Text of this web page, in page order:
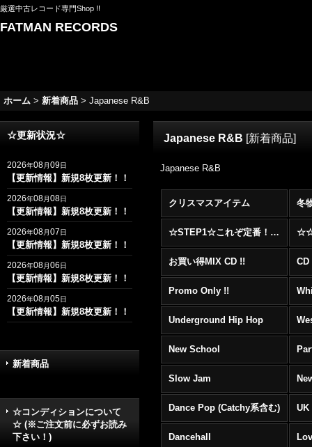
厳選中古レコード専門Shop !!
FATMAN RECORDS
ホーム > 新着商品 > Japanese R&B
☆更新状況☆
2026年08月09日
【更新情報】新規8枚更新！！
2026年08月08日
【更新情報】新規8枚更新！！
2026年08月07日
【更新情報】新規8枚更新！！
2026年08月06日
【更新情報】新規8枚更新！！
2026年08月05日
【更新情報】新規8枚更新！！
新着商品
☆コンディションについて
☆ (※ご注文前に必ずお読み
下さい！)
Japanese R&B [新着商品]
Japanese R&B
クリスマスアイテム 冬
☆STEP1☆これぞ定番！！まずはここから！2000年代R&BフロアヒットBest 100 !!!
お買い得MIX CD !!
Promo Only !!
Underground Hip Hop
New School
Slow Jam
Dance Pop (Catchy系含む) UK
Dancehall